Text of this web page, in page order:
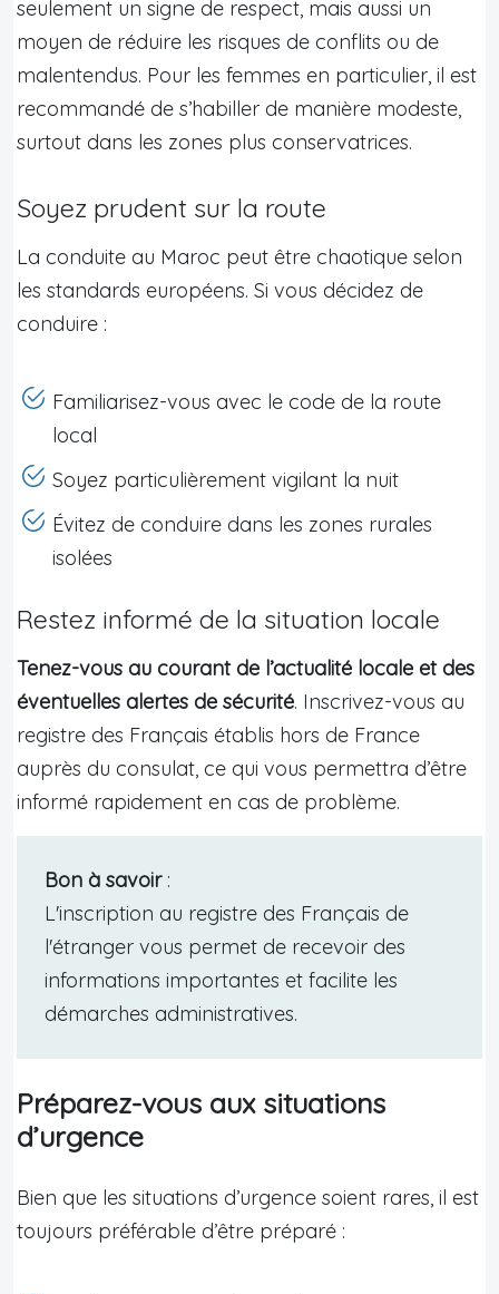
seulement un signe de respect, mais aussi un
moyen de réduire les risques de conflits ou de
malentendus. Pour les femmes en particulier, il est
recommandé de s’habiller de manière modeste,
surtout dans les zones plus conservatrices.
Soyez prudent sur la route
La conduite au Maroc peut être chaotique selon
les standards européens. Si vous décidez de
conduire :
Familiarisez-vous avec le code de la route
local
Soyez particulièrement vigilant la nuit
Évitez de conduire dans les zones rurales
isolées
Restez informé de la situation locale
Tenez-vous au courant de l’actualité locale et des
éventuelles alertes de sécurité. Inscrivez-vous au
registre des Français établis hors de France
auprès du consulat, ce qui vous permettra d’être
informé rapidement en cas de problème.
Bon à savoir:
L'inscription au registre des Français de
l'étranger vous permet de recevoir des
informations importantes et facilite les
démarches administratives.
Préparez-vous aux situations
d’urgence
Bien que les situations d’urgence soient rares, il est
toujours préférable d’être préparé :